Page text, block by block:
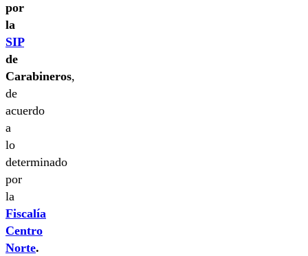
por
la
SIP
de
Carabineros,
de
acuerdo
a
lo
determinado
por
la
Fiscalía
Centro
Norte.